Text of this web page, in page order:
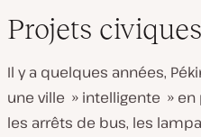
Projets civiques
Il y a quelques années,
une ville » intelligente »
les arrêts de bus, les